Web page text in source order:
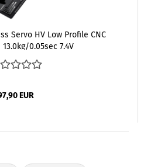
Servo HV Low Profile CNC
0.05sec 7.4V
EUR